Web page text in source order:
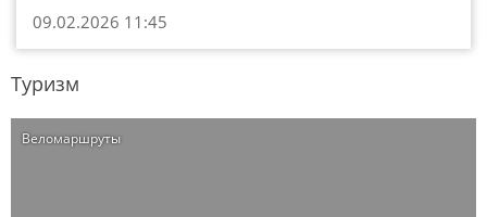
09.02.2026 11:45
Туризм
Веломаршруты